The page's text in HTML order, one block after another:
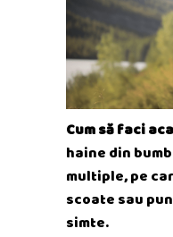
Cum să faci
haine din
multiple, pe
scoate sau
simte.